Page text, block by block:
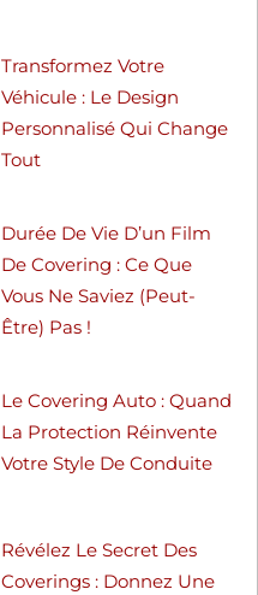
Transformez Votre
Véhicule : Le Design
Personnalisé Qui Change
Tout
Durée De Vie D’un Film
De Covering : Ce Que
Vous Ne Saviez (peut-
Être) Pas !
Le Covering Auto : Quand
La Protection Réinvente
Votre Style De Conduite
Révélez Le Secret Des
Coverings : Donnez Une